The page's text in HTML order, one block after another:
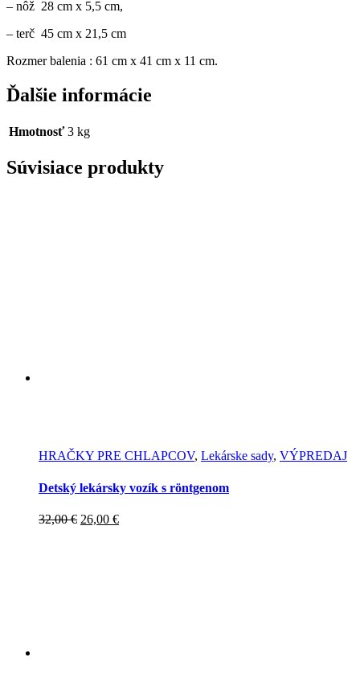
– nôž 28 cm x 5,5 cm,
– terč 45 cm x 21,5 cm
Rozmer balenia : 61 cm x 41 cm x 11 cm.
Ďalšie informácie
Hmotnosť 3 kg
Súvisiace produkty
HRAČKY PRE CHLAPCOV, Lekárske sady, VÝPREDAJ
Detský lekársky vozík s röntgenom
32,00 € Pôvodná
26,00 €Aktuálna